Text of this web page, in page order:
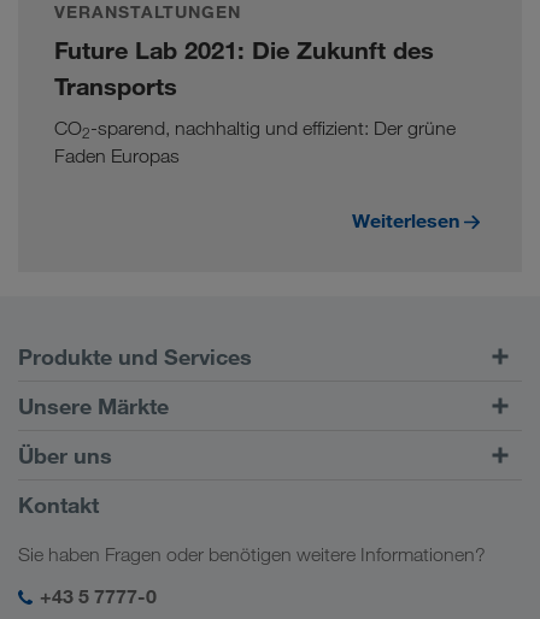
VERANSTALTUNGEN
Future Lab 2021: Die Zukunft des
Transports
CO2-sparend, nachhaltig und effizient: Der grüne
Faden Europas
Weiterlesen
Produkte und Services
Straßentransporte
Kundenportal CONNECT
Digitale Lösungen
Branchenlösungen
Unsere Märkte
Europa
Kaukasus
Zentralasien
Naher Osten
Über uns
Firmeninformation
Soziale Verantwortung
SHEQ-Management
Kontakt
Sie haben Fragen oder benötigen weitere Informationen?
+43 5 7777-0